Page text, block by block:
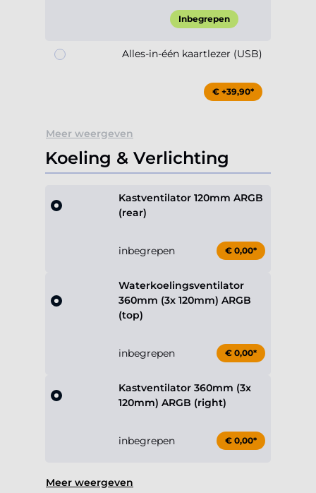
Inbegrepen
Alles-in-één kaartlezer (USB)
€ +39,90*
Meer weergeven
Koeling & Verlichting
Kastventilator 120mm ARGB
(rear)
inbegrepen € 0,00*
Waterkoelingsventilator
360mm (3x 120mm) ARGB
(top)
inbegrepen € 0,00*
Kastventilator 360mm (3x
120mm) ARGB (right)
inbegrepen € 0,00*
Meer weergeven